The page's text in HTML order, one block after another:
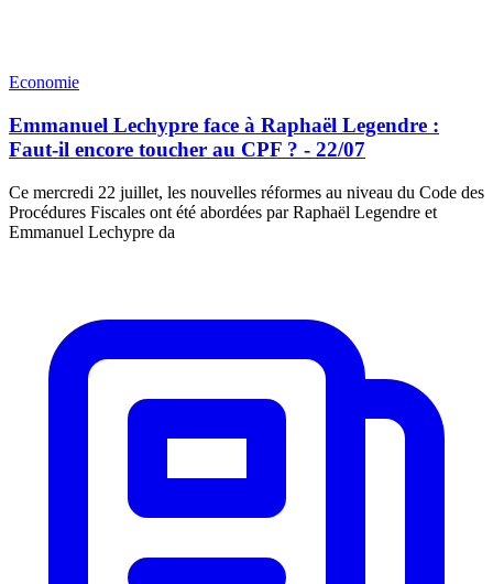
Economie
Emmanuel Lechypre face à Raphaël Legendre :
Faut-il encore toucher au CPF ? - 22/07
Ce mercredi 22 juillet, les nouvelles réformes au niveau du Code des
Procédures Fiscales ont été abordées par Raphaël Legendre et
Emmanuel Lechypre da